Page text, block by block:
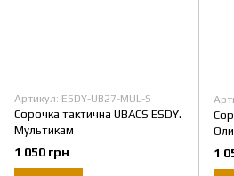
Артикул: ESDY-UB27-MUL-S
Сорочка тактична UBACS ESDY.
Мультикам
1 050 грн 1